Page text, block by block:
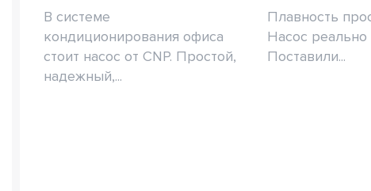
В системе
кондиционирования офиса
стоит насос от CNP. Простой,
надежный,...
Плавность
Насос реально
Поставили...